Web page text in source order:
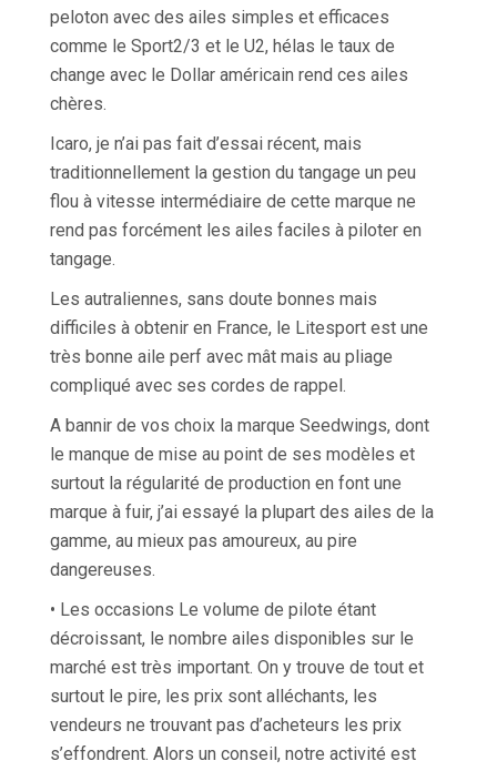
peloton avec des ailes simples et efficaces
comme le Sport2/3 et le U2, hélas le taux de
change avec le Dollar américain rend ces ailes
chères.
Icaro, je n’ai pas fait d’essai récent, mais
traditionnellement la gestion du tangage un peu
flou à vitesse intermédiaire de cette marque ne
rend pas forcément les ailes faciles à piloter en
tangage.
Les autraliennes, sans doute bonnes mais
difficiles à obtenir en France, le Litesport est une
très bonne aile perf avec mât mais au pliage
compliqué avec ses cordes de rappel.
A bannir de vos choix la marque Seedwings, dont
le manque de mise au point de ses modèles et
surtout la régularité de production en font une
marque à fuir, j’ai essayé la plupart des ailes de la
gamme, au mieux pas amoureux, au pire
dangereuses.
• Les occasions Le volume de pilote étant
décroissant, le nombre ailes disponibles sur le
marché est très important. On y trouve de tout et
surtout le pire, les prix sont alléchants, les
vendeurs ne trouvant pas d’acheteurs les prix
s’effondrent. Alors un conseil, notre activité est